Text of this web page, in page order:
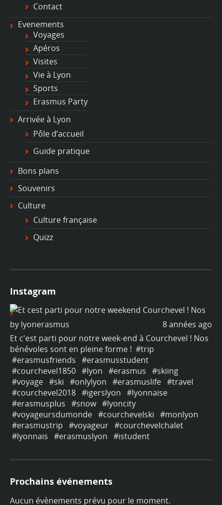
Contact
Evenements
Voyages
Apéros
Visites
Vie à Lyon
Sports
Erasmus Party
Arrivée à Lyon
Pôle d’accueil
Guide pratique
Bons plans
Souvenirs
Culture
Culture française
Quizz
Instagram
8 années ago
by lyonerasmus
Et c'est parti pour notre week-end à Courchevel ! Nos
bénévoles sont en pleine forme ! #trip
#erasmusfriends #erasmusstudent
#courchevel1850 #lyon #erasmus #skiing
#voyage #ski #onlylyon #erasmuslife #travel
#courchevel2018 #igerslyon #lyonnaise
#erasmusplus #snow #lyoncity
#voyageursdumonde #courchevelski #monlyon
#erasmustrip #voyageur #courchevelchalet
#lyonnais #erasmuslyon #istudent
Prochains événements
Aucun évènements prévu pour le moment.